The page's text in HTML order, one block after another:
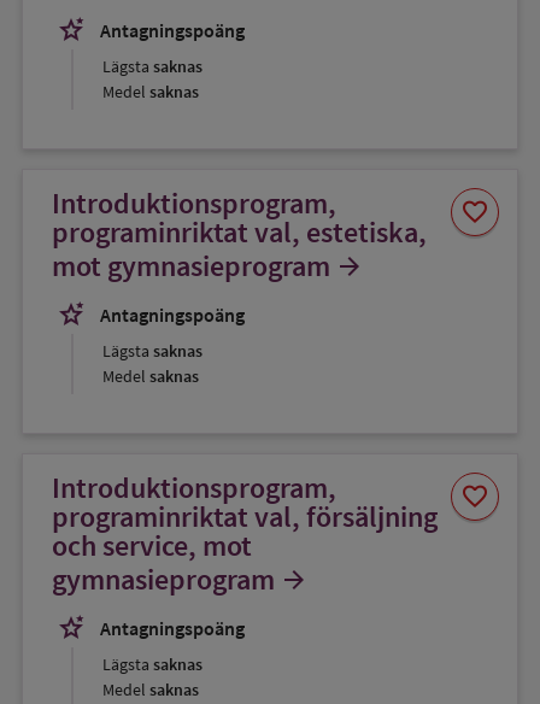
stars_2
Antagningspoäng
Lägsta saknas
Medel saknas
Introduktionsprogram,
programinriktat val, estetiska,
mot gymnasieprogram arrow_forward
stars_2
Antagningspoäng
Lägsta saknas
Medel saknas
favorite
Spara
som
Introduktionsprogram,
programinriktat val, försäljning
och service, mot
gymnasieprogram arrow_forward
stars_2
Antagningspoäng
Lägsta saknas
Medel saknas
favorite
Spara
som